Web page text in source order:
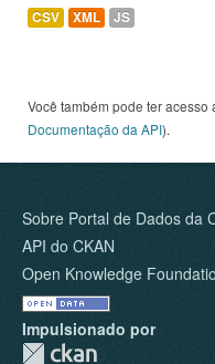
CSV XML JS
Você também pode ter
Documentação da API).
Sobre Portal de Dados da
API do CKAN
Open Knowledge
Impulsionado por